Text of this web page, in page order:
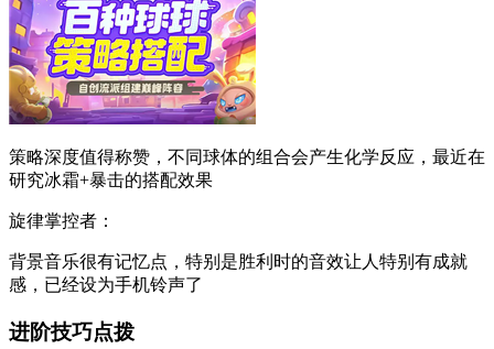
策略深度值得称赞，不同球体的组合会产生化学反应，最近在
研究冰霜+暴击的搭配效果
旋律掌控者：
背景音乐很有记忆点，特别是胜利时的音效让人特别有成就
感，已经设为手机铃声了
进阶技巧点拨